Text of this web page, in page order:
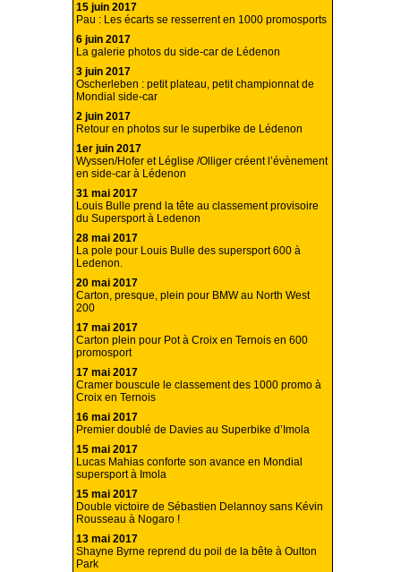
15 juin 2017
Pau : Les écarts se resserrent en 1000 promosports
6 juin 2017
La galerie photos du side-car de Lédenon
3 juin 2017
Oscherleben : petit plateau, petit championnat de
Mondial side-car
2 juin 2017
Retour en photos sur le superbike de Lédenon
1er juin 2017
Wyssen/Hofer et Léglise /Olliger créent l’évènement
en side-car à Lédenon
31 mai 2017
Louis Bulle prend la tête au classement provisoire
du Supersport à Ledenon
28 mai 2017
La pole pour Louis Bulle des supersport 600 à
Ledenon.
20 mai 2017
Carton, presque, plein pour BMW au North West
200
17 mai 2017
Carton plein pour Pot à Croix en Ternois en 600
promosport
17 mai 2017
Cramer bouscule le classement des 1000 promo à
Croix en Ternois
16 mai 2017
Premier doublé de Davies au Superbike d’Imola
15 mai 2017
Lucas Mahias conforte son avance en Mondial
supersport à Imola
15 mai 2017
Double victoire de Sébastien Delannoy sans Kévin
Rousseau à Nogaro !
13 mai 2017
Shayne Byrne reprend du poil de la bête à Oulton
Park